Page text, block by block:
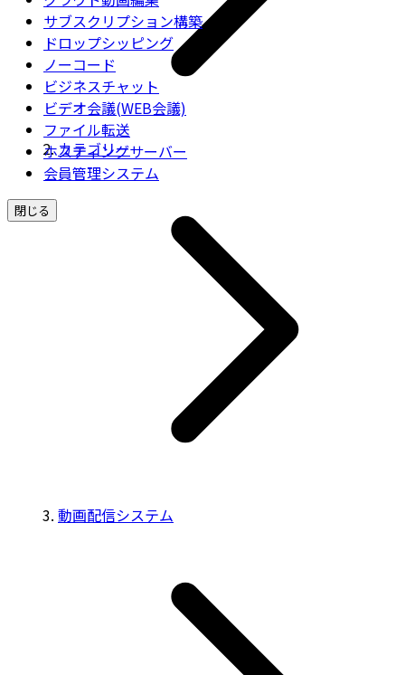
サブスクリプション構築
ドロップシッピング
ノーコード
ビジネスチャット
ビデオ会議(WEB会議)
ファイル転送
ホスティングサーバー
会員管理システム
閉じる
カテゴリー
動画配信システム